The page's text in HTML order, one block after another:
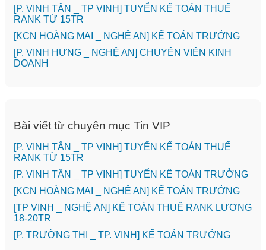
[P. VINH TÂN _ TP VINH] TUYỂN KẾ TOÁN THUẾ
RANK TỪ 15TR
️[KCN HOÀNG MAI _ NGHỆ AN] KẾ TOÁN TRƯỞNG
️[P. VINH HƯNG _ NGHỆ AN] CHUYÊN VIÊN KINH
DOANH
Bài viết từ chuyên mục Tin VIP
[P. VINH TÂN _ TP VINH] TUYỂN KẾ TOÁN THUẾ
RANK TỪ 15TR
[P. VINH TÂN _ TP VINH] TUYỂN KẾ TOÁN TRƯỞNG
️[KCN HOÀNG MAI _ NGHỆ AN] KẾ TOÁN TRƯỞNG
[TP VINH _ NGHỆ AN] KẾ TOÁN THUẾ RANK LƯƠNG
18-20TR
️[P. TRƯỜNG THI _ TP. VINH] KẾ TOÁN TRƯỞNG